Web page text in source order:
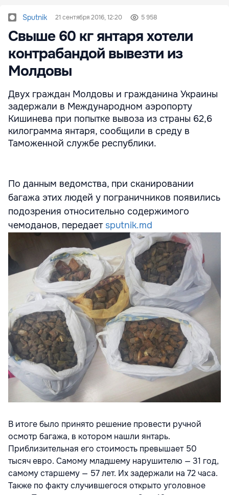
Sputnik 21 сентября 2016, 12:20 5 958
Свыше 60 кг янтаря хотели
контрабандой вывезти из
Молдовы
Двух граждан Молдовы и гражданина Украины
задержали в Международном аэропорту
Кишинева при попытке вывоза из страны 62,6
килограмма янтаря, сообщили в среду в
Таможенной службе республики.
По данным ведомства, при сканировании
багажа этих людей у пограничников появились
подозрения относительно содержимого
чемоданов, передаетsputnik.md
В итоге было принято решение провести ручной
осмотр багажа, в котором нашли янтарь.
Приблизительная его стоимость превышает 50
тысяч евро. Самому младшему нарушителю — 31 год,
самому старшему — 57 лет. Их задержали на 72 часа.
Также по факту случившегося открыто уголовное